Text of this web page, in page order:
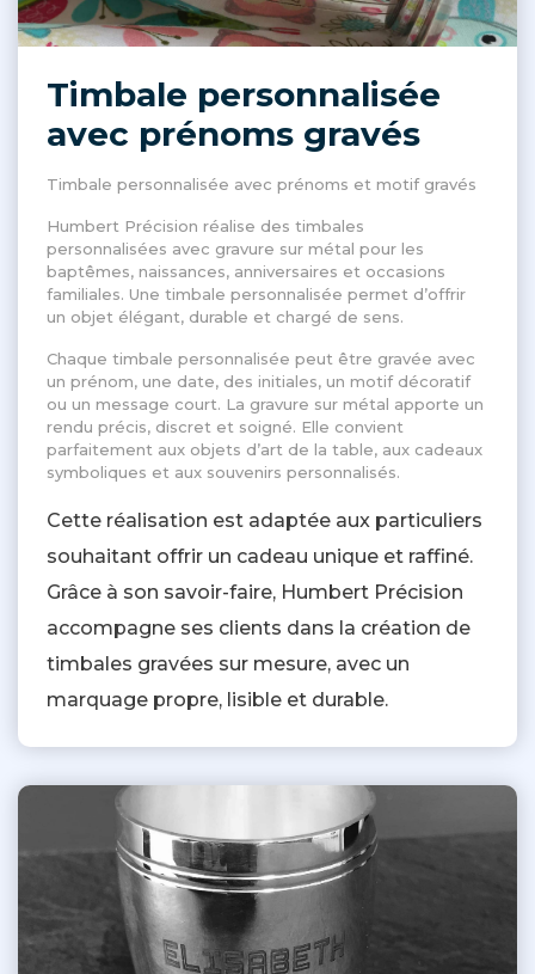
Timbale personnalisée
avec prénoms gravés
Timbale personnalisée avec prénoms et motif gravés
Humbert Précision réalise des timbales
personnalisées avec gravure sur métal pour les
baptêmes, naissances, anniversaires et occasions
familiales. Une timbale personnalisée permet d’offrir
un objet élégant, durable et chargé de sens.
Chaque timbale personnalisée peut être gravée avec
un prénom, une date, des initiales, un motif décoratif
ou un message court. La gravure sur métal apporte un
rendu précis, discret et soigné. Elle convient
parfaitement aux objets d’art de la table, aux cadeaux
symboliques et aux souvenirs personnalisés.
Cette réalisation est adaptée aux particuliers
souhaitant offrir un cadeau unique et raffiné.
Grâce à son savoir-faire, Humbert Précision
accompagne ses clients dans la création de
timbales gravées sur mesure, avec un
marquage propre, lisible et durable.